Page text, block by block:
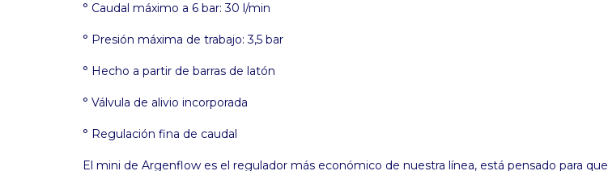
° Caudal máximo a 6 bar: 30 l/min
° Presión máxima de trabajo: 3,5 bar
° Hecho a partir de barras de latón
° Válvula de alivio incorporada
° Regulación fina de caudal
El mini de Argenflow es el regulador más económico de nuestra línea, está pensado para que